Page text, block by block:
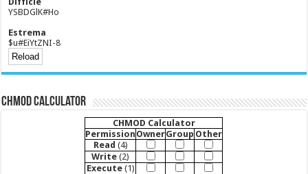
YSBDGlK#Ho
Estrema
$u#EiYtZNI-8
CHMOD Calculator
CHMOD Calculator
Permission OwnerGroup Other
Read (4)
Write (2)
Execute(1)